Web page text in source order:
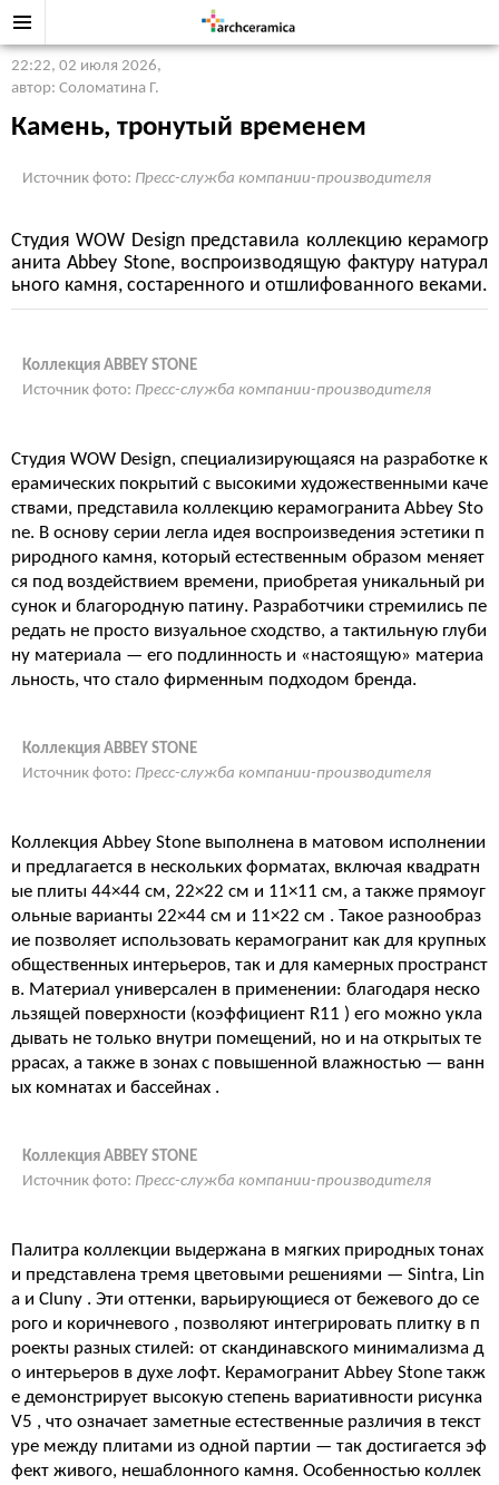
22:22, 02 июля 2026,
автор: Соломатина Г.
Камень, тронутый временем
Источник фото: Пресс-служба компании-производителя
Студия WOW Design представила коллекцию керамогр
анита Abbey Stone, воспроизводящую фактуру натурал
ьного камня, состаренного и отшлифованного веками.
Коллекция ABBEY STONE
Источник фото: Пресс-служба компании-производителя
Студия WOW Design, специализирующаяся на разработке к
ерамических покрытий с высокими художественными каче
ствами, представила коллекцию керамогранита Abbey Sto
ne. В основу серии легла идея воспроизведения эстетики п
риродного камня, который естественным образом меняет
ся под воздействием времени, приобретая уникальный ри
сунок и благородную патину. Разработчики стремились пе
редать не просто визуальное сходство, а тактильную глуби
ну материала — его подлинность и «настоящую» материа
льность, что стало фирменным подходом бренда.
Коллекция ABBEY STONE
Источник фото: Пресс-служба компании-производителя
Коллекция Abbey Stone выполнена в матовом исполнении
и предлагается в нескольких форматах, включая квадратн
ые плиты 44×44 см, 22×22 см и 11×11 см, а также прямоуг
ольные варианты 22×44 см и 11×22 см . Такое разнообраз
ие позволяет использовать керамогранит как для крупных
общественных интерьеров, так и для камерных пространст
в. Материал универсален в применении: благодаря неско
льзящей поверхности (коэффициент R11 ) его можно укла
дывать не только внутри помещений, но и на открытых те
ррасах, а также в зонах с повышенной влажностью — ванн
ых комнатах и бассейнах .
Коллекция ABBEY STONE
Источник фото: Пресс-служба компании-производителя
Палитра коллекции выдержана в мягких природных тонах
и представлена тремя цветовыми решениями — Sintra, Lin
a и Cluny . Эти оттенки, варьирующиеся от бежевого до се
рого и коричневого , позволяют интегрировать плитку в п
роекты разных стилей: от скандинавского минимализма д
о интерьеров в духе лофт. Керамогранит Abbey Stone такж
е демонстрирует высокую степень вариативности рисунка
V5 , что означает заметные естественные различия в текст
уре между плитами из одной партии — так достигается эф
фект живого, нешаблонного камня. Особенностью коллек